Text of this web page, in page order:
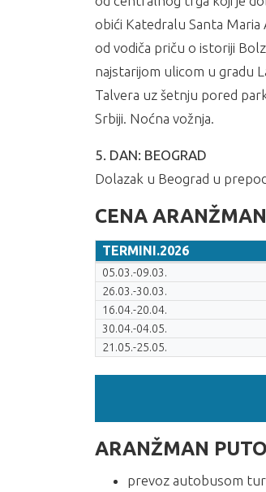
obići Katedralu Santa
od vodiča priču o istoriji
najstarijom ulicom u gradu
Talvera uz šetnju pored
Srbiji. Noćna vožnja.
5. DAN: BEOGRAD
Dolazak u Beograd u
CENA
TERMINI.2026
TERMINI.2026
05.03.-09.03.
26.03.-30.03.
16.04.-20.04.
30.04.-04.05.
21.05.-25.05.
ARANŽMAN
prevoz autobusom